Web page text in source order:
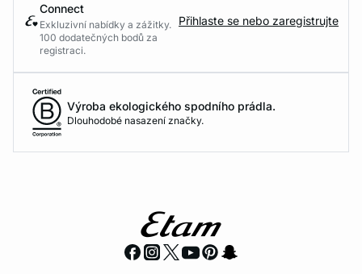
Connect
Exkluzivní nabídky a zážitky.
100 dodatečných bodů za
registraci.
Přihlaste se nebo zaregistrujte
Výroba ekologického spodního prádla.
Dlouhodobé nasazení značky.